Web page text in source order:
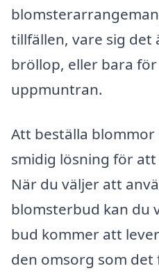
tillfällen, vare sig det
bröllop, eller bara
uppmuntran.
Att beställa
smidig lösning för
När du väljer att
blomsterbud kan du
bud kommer att
den omsorg som